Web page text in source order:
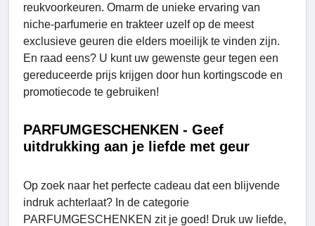
reukvoorkeuren. Omarm de unieke ervaring van
niche-parfumerie en trakteer uzelf op de meest
exclusieve geuren die elders moeilijk te vinden zijn.
En raad eens? U kunt uw gewenste geur tegen een
gereduceerde prijs krijgen door hun kortingscode en
promotiecode te gebruiken!
PARFUMGESCHENKEN - Geef
uitdrukking aan je liefde met geur
Op zoek naar het perfecte cadeau dat een blijvende
indruk achterlaat? In de categorie
PARFUMGESCHENKEN zit je goed! Druk uw liefde,